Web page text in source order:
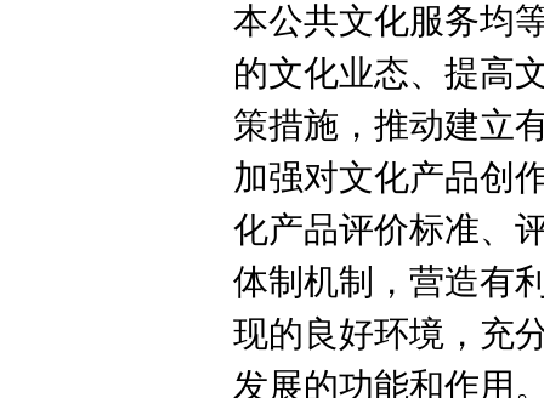
本公共文化服务均
的文化业态、提高
策措施，推动建立
加强对文化产品创
化产品评价标准、
体制机制，营造有
现的良好环境，充
发展的功能和作用